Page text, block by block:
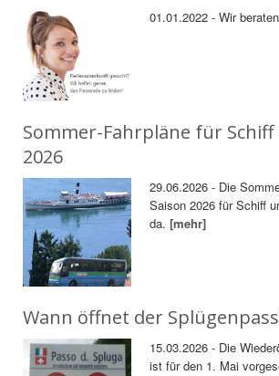
01.01.2022 - Wir
Sommer-Fahrpläne für Schiff
2026
29.06.2026 - Die
Saison 2026 für Schiff
da.[mehr]
Wann öffnet der
15.03.2026 - Die
ist für den 1. Mai